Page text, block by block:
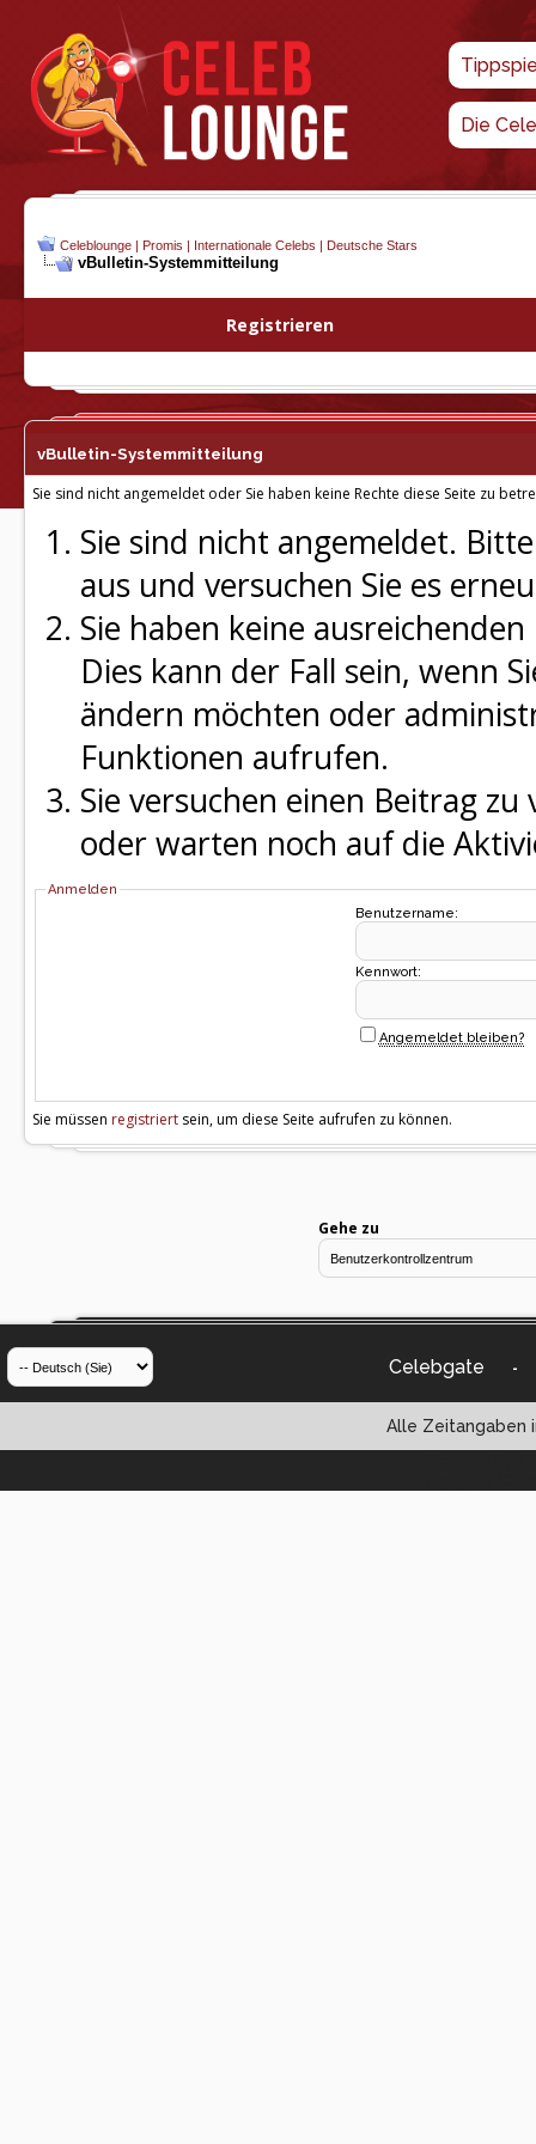
Die
Celeblounge | Promis | Internationale Celebs | Deutsche Stars
vBulletin-Systemmitteilung
Registrieren
vBulletin-Systemmitteilung
Sie sind nicht angemeldet oder Sie haben keine Rechte diese Seite zu
Sie sind nicht angemeldet.
aus und versuchen Sie es
Sie haben keine
Dies kann der Fall sein, wenn
ändern möchten oder
Funktionen aufrufen.
Sie versuchen einen Beitrag
oder warten noch auf die
Anmelden
Benutzername:
Kennwort:
Angemeldet bleiben?
Sie müssen registriert sein, um diese Seite aufrufen zu können.
Gehe zu
Celebgate -
Alle Zeitangaben